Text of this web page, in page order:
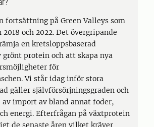
fortsättning på Green Valleys som
och 2022. Det övergripande
en kretsloppsbaserad
protein och att skapa nya
för
Vi står idag inför stora
gäller självförsörjningsgraden och
av import av bland annat foder,
energi. Efterfrågan på växtprotein
de senaste åren vilket kräver